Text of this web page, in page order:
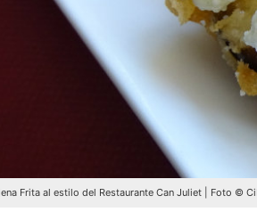
Frita al estilo del Restaurante Can Juliet | Foto ©